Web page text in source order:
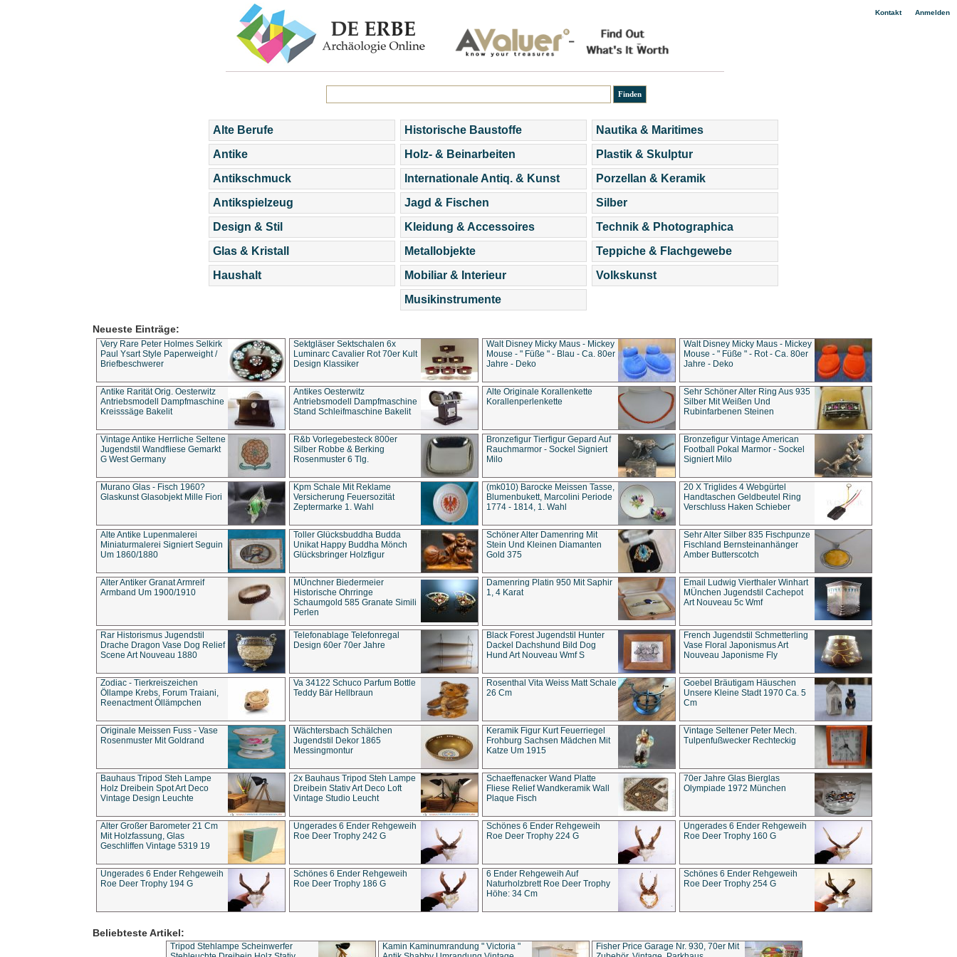
Kontakt| Anmelden
Alte Berufe
Antike
Antikschmuck
Antikspielzeug
Design & Stil
Glas & Kristall
Haushalt
Historische Baustoffe
Holz- & Beinarbeiten
Internationale Antiq. & Kunst
Jagd & Fischen
Kleidung & Accessoires
Metallobjekte
Mobiliar & Interieur
Musikinstrumente
Nautika & Maritimes
Plastik & Skulptur
Porzellan & Keramik
Silber
Technik & Photographica
Teppiche & Flachgewebe
Volkskunst
Neueste Einträge:
Very Rare Peter Holmes Selkirk
Paul Ysart Style Paperweight /
Briefbeschwerer
Sektgläser Sektschalen 6x
Luminarc Cavalier Rot 70er Kult
Design Klassiker
Walt Disney Micky Maus - Mickey
Mouse - " Füße " - Blau - Ca. 80er
Jahre - Deko
Walt Disney Micky Maus - Mickey
Mouse - " Füße " - Rot - Ca. 80er
Jahre - Deko
Antike Rarität Orig. Oesterwitz
Antriebsmodell Dampfmaschine
Kreisssäge Bakelit
Antikes Oesterwitz
Antriebsmodell Dampfmaschine
Stand Schleifmaschine Bakelit
Alte Originale Korallenkette
Korallenperlenkette
Sehr Schöner Alter Ring Aus 935
Silber Mit Weißen Und
Rubinfarbenen Steinen
Vintage Antike Herrliche Seltene
Jugendstil Wandfliese Gemarkt
G West Germany
R&b Vorlegebesteck 800er
Silber Robbe & Berking
Rosenmuster 6 Tlg.
Bronzefigur Tierfigur Gepard Auf
Rauchmarmor - Sockel Signiert
Milo
Bronzefigur Vintage American
Football Pokal Marmor - Sockel
Signiert Milo
Murano Glas - Fisch 1960?
Glaskunst Glasobjekt Mille Fiori
Kpm Schale Mit Reklame
Versicherung Feuersozität
Zeptermarke 1. Wahl
(mk010) Barocke Meissen Tasse,
Blumenbukett, Marcolini Periode
1774 - 1814, 1. Wahl
20 X Triglides 4 Webgürtel
Handtaschen Geldbeutel Ring
Verschluss Haken Schieber
Alte Antike Lupenmalerei
Miniaturmalerei Signiert Seguin
Um 1860/1880
Toller Glücksbuddha Budda
Unikat Happy Buddha Mönch
Glücksbringer Holzfigur
Schöner Alter Damenring Mit
Stein Und Kleinen Diamanten
Gold 375
Sehr Alter Silber 835 Fischpunze
Fischland Bernsteinanhänger
Amber Butterscotch
Alter Antiker Granat Armreif
Armband Um 1900/1910
MÜnchner Biedermeier
Historische Ohrringe
Schaumgold 585 Granate Simili
Perlen
Damenring Platin 950 Mit Saphir
1, 4 Karat
Email Ludwig Vierthaler Winhart
MÜnchen Jugendstil Cachepot
Art Nouveau 5c Wmf
Rar Historismus Jugendstil
Drache Dragon Vase Dog Relief
Scene Art Nouveau 1880
Telefonablage Telefonregal
Design 60er 70er Jahre
Black Forest Jugendstil Hunter
Dackel Dachshund Bild Dog
Hund Art Nouveau Wmf S
French Jugendstil Schmetterling
Vase Floral Japonismus Art
Nouveau Japonisme Fly
Zodiac - Tierkreiszeichen
Öllampe Krebs, Forum Traiani,
Reenactment Öllämpchen
Va 34122 Schuco Parfum Bottle
Teddy Bär Hellbraun
Rosenthal Vita Weiss Matt Schale
26 Cm
Goebel Bräutigam Häuschen
Unsere Kleine Stadt 1970 Ca. 5
Cm
Originale Meissen Fuss - Vase
Rosenmuster Mit Goldrand
Wächtersbach Schälchen
Jugendstil Dekor 1865
Messingmontur
Keramik Figur Kurt Feuerriegel
Frohburg Sachsen Mädchen Mit
Katze Um 1915
Vintage Seltener Peter Mech.
Tulpenfußwecker Rechteckig
Bauhaus Tripod Steh Lampe
Holz Dreibein Spot Art Deco
Vintage Design Leuchte
2x Bauhaus Tripod Steh Lampe
Dreibein Stativ Art Deco Loft
Vintage Studio Leucht
Schaeffenacker Wand Platte
Fliese Relief Wandkeramik Wall
Plaque Fisch
70er Jahre Glas Bierglas
Olympiade 1972 München
Alter Großer Barometer 21 Cm
Mit Holzfassung, Glas
Geschliffen Vintage 5319 19
Ungerades 6 Ender Rehgeweih
Roe Deer Trophy 242 G
Schönes 6 Ender Rehgeweih
Roe Deer Trophy 224 G
Ungerades 6 Ender Rehgeweih
Roe Deer Trophy 160 G
Ungerades 6 Ender Rehgeweih
Roe Deer Trophy 194 G
Schönes 6 Ender Rehgeweih
Roe Deer Trophy 186 G
6 Ender Rehgeweih Auf
Naturholzbrett Roe Deer Trophy
Höhe: 34 Cm
Schönes 6 Ender Rehgeweih
Roe Deer Trophy 254 G
Beliebteste Artikel:
Tripod Stehlampe Scheinwerfer
Kamin Kaminumrandung " Victoria "
Fisher Price Garage Nr. 930, 70er Mit